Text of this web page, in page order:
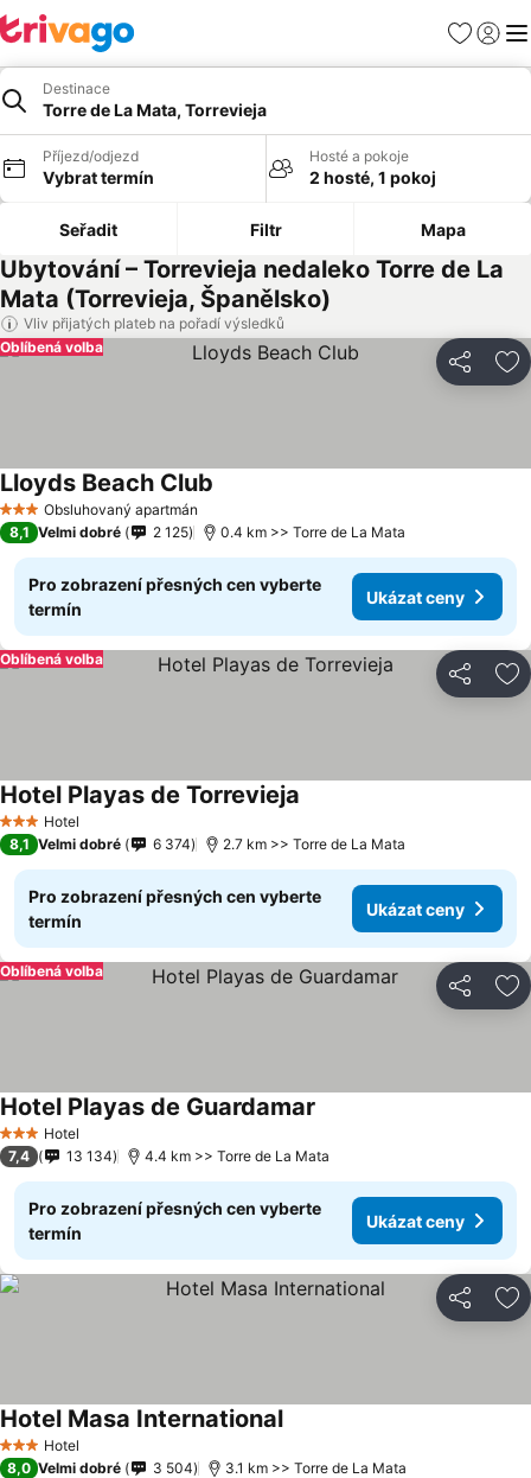
Oblíbené
Destinace
Torre de La Mata, Torrevieja
Příjezd/odjezd
Vybrat termín
Hosté a pokoje
2 hosté, 1 pokoj
Seřadit Filtr Mapa
Ubytování – Torrevieja nedaleko Torre de La
Mata (Torrevieja, Španělsko)
Vliv přijatých plateb na pořadí výsledků
Sdílet
Oblíbená volba
3 Počet hvězdiček
Obsluhovaný apartmán
Lloyds Beach Club
8,1 Velmi dobré 2 125 0.4 km >> Torre de La Mata
Pro zobrazení přesných cen vyberte
termín
Ukázat ceny
Sdílet
Oblíbená volba
3 Počet hvězdiček
Hotel
Hotel Playas de Torrevieja
8,1 Velmi dobré 6 374 2.7 km >> Torre de La Mata
Pro zobrazení přesných cen vyberte
termín
Ukázat ceny
Sdílet
Oblíbená volba
3 Počet hvězdiček
Hotel
Hotel Playas de Guardamar
7,4 13 134 4.4 km >> Torre de La Mata
Pro zobrazení přesných cen vyberte
termín
Ukázat ceny
Sdílet
3 Počet hvězdiček
Hotel
Hotel Masa International
8,0 Velmi dobré 3 504 3.1 km >> Torre de La Mata